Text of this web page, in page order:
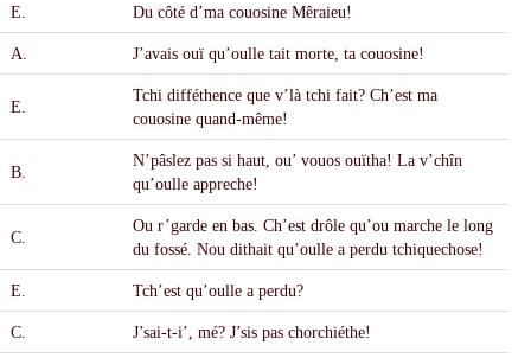
E. Du côté d’ma couosine Mêraieu!
A. J’avais ouïqu’oulle tait morte, ta couosine!
E.
Tchi difféthence que v’làtchi fait? Ch’est ma
couosine quand-même!
B.
N’pâslez pas si haut, ou’ vouos ouïtha! La v’chîn
qu’oulle appreche!
C.
Ou r’garde en bas. Ch’est drôle qu’ou marche le long
du fossé. Nou dithait qu’oulle a perdu tchiquechose!
E. Tch’est qu’oulle a perdu?
C. J’sai-t-i’, mé? J’sis pas chorchiéthe!